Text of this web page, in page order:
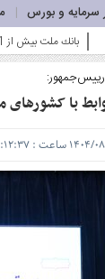
سرمایه و بورس
فا_
با